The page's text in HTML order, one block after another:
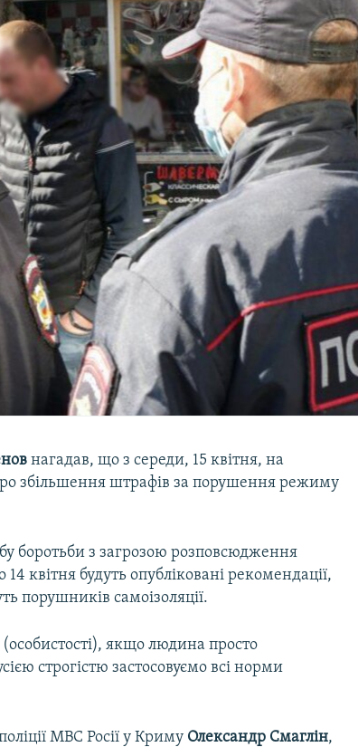
нагадав, що з середи, 15 квітня, на
збільшення штрафів за порушення режиму
боротьби з загрозою розповсюдження
квітня будуть опубліковані рекомендації,
порушників самоізоляції.
якщо людина просто
строгістю застосовуємо всі норми
МВС Росії у Криму Олександр Смаглін,